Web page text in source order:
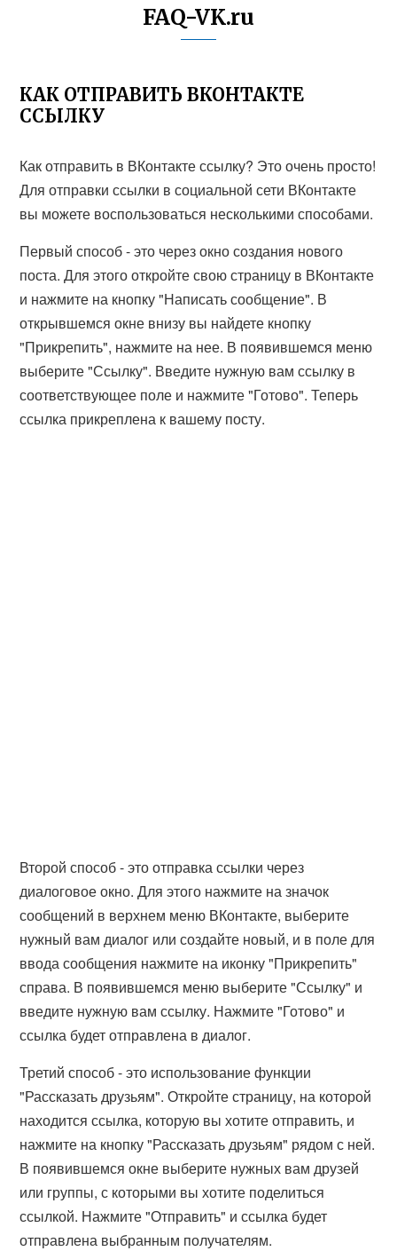
FAQ-VK.ru
КАК ОТПРАВИТЬ ВКОНТАКТЕ
ССЫЛКУ
Как отправить в ВКонтакте ссылку? Это очень просто!
Для отправки ссылки в социальной сети ВКонтакте
вы можете воспользоваться несколькими способами.
Первый способ - это через окно создания нового
поста. Для этого откройте свою страницу в ВКонтакте
и нажмите на кнопку "Написать сообщение". В
открывшемся окне внизу вы найдете кнопку
"Прикрепить", нажмите на нее. В появившемся меню
выберите "Ссылку". Введите нужную вам ссылку в
соответствующее поле и нажмите "Готово". Теперь
ссылка прикреплена к вашему посту.
Второй способ - это отправка ссылки через
диалоговое окно. Для этого нажмите на значок
сообщений в верхнем меню ВКонтакте, выберите
нужный вам диалог или создайте новый, и в поле для
ввода сообщения нажмите на иконку "Прикрепить"
справа. В появившемся меню выберите "Ссылку" и
введите нужную вам ссылку. Нажмите "Готово" и
ссылка будет отправлена в диалог.
Третий способ - это использование функции
"Рассказать друзьям". Откройте страницу, на которой
находится ссылка, которую вы хотите отправить, и
нажмите на кнопку "Рассказать друзьям" рядом с ней.
В появившемся окне выберите нужных вам друзей
или группы, с которыми вы хотите поделиться
ссылкой. Нажмите "Отправить" и ссылка будет
отправлена выбранным получателям.